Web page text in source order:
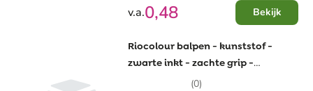
v.a.0,48 Bekijk
Riocolour balpen - kunststof -
zwarte inkt - zachte grip -
drukmechanisme
(0)